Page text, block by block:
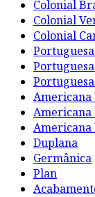
Colonial
Colonial
Colonial
Americana
Americana
Americana
Duplana
Germânica
Plan